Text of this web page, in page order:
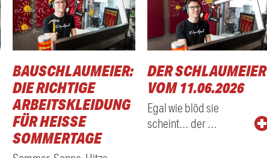
BAUSCHLAUMEIER:
DIE RICHTIGE
ARBEITSKLEIDUNG
FÜR HEISSE S
OMMERTAGE
DER SCHLAUMEIER
VOM 11.06.2026
Egal wie blöd sie
scheint… der …